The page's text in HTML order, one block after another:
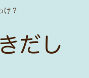
け？